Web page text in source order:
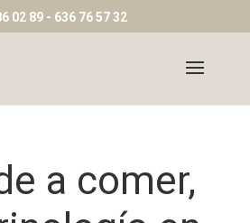
02 89 - 636 76 57 32
a comer,